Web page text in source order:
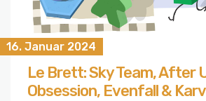
16. Januar 2024
Le Brett: Sky Team, After
Obsession, Evenfall &